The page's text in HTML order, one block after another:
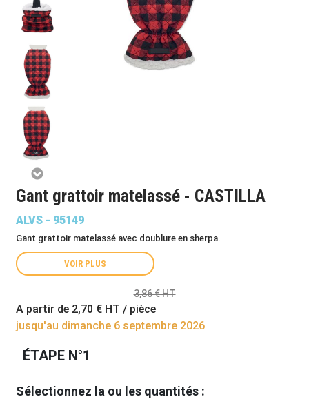
Gant grattoir matelassé - CASTILLA
ALVS - 95149
Gant grattoir matelassé avec doublure en sherpa.
VOIR PLUS
3,86 € HT
A partir de 2,70 € HT / pièce
jusqu'au dimanche 6 septembre 2026
ÉTAPE N°1
Sélectionnez la ou les quantités :